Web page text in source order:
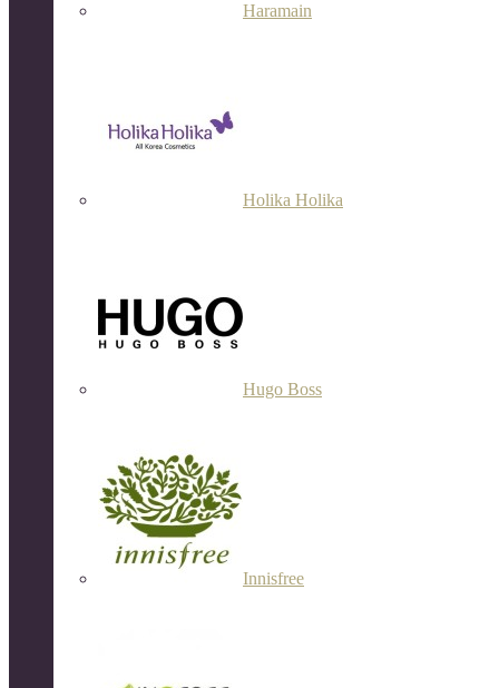
Haramain
Holika Holika
Hugo Boss
Innisfree